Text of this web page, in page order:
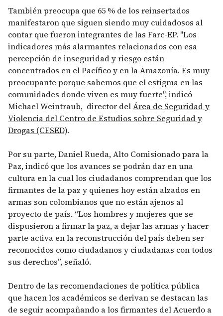
También preocupa que 65 % de los reinsertados
manifestaron que siguen siendo muy cuidadosos al
contar que fueron integrantes de las Farc-EP. "Los
indicadores más alarmantes relacionados con esa
percepción de inseguridad y riesgo están
concentrados en el Pacífico y en la Amazonía. Es muy
preocupante porque sabemos que el estigma en las
comunidades donde viven es muy fuerte", indicó
Michael Weintraub, director delÁrea de Seguridad y
Violencia del Centro de Estudios sobre Seguridad y
Drogas (CESED).
Por su parte, Daniel Rueda, Alto Comisionado para la
Paz, indicó que los avances se podrán dar en una
cultura en la cual los ciudadanos comprendan que los
firmantes de la paz y quienes hoy están alzados en
armas son colombianos que no están ajenos al
proyecto de país. “Los hombres y mujeres que se
dispusieron a firmar la paz, a dejar las armas y hacer
parte activa en la reconstrucción del país deben ser
reconocidos como ciudadanos y ciudadanas con todos
sus derechos”, señaló.
Dentro de las recomendaciones de política pública
que hacen los académicos se derivan se destacan las
de seguir acompañando a los firmantes del Acuerdo a